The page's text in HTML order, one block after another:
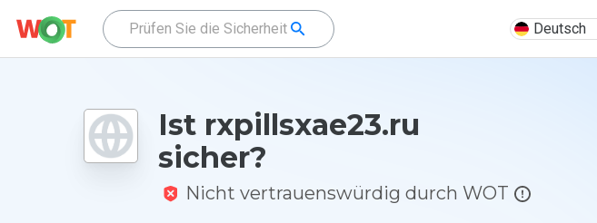
Deutsch
Ist rxpillsxae23.ru
sicher?
Nicht vertrauenswürdig durch WOT